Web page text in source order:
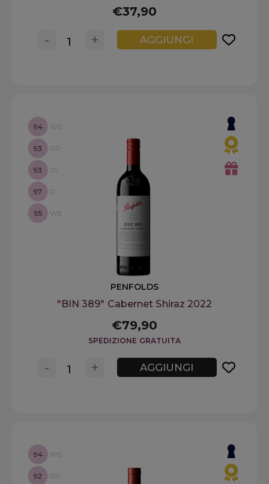
€37,90
+
- AGGIUNGI
94 WS
93 RP
93 JS
97 D
95 WE
PENFOLDS
"BIN 389" Cabernet Shiraz 2022
€79,90
SPEDIZIONE GRATUITA
+
- AGGIUNGI
94 WS
92 RP